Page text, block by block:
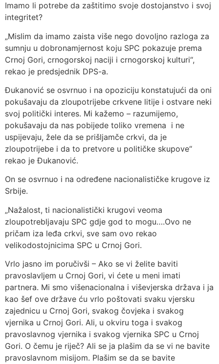
Imamo li potrebe da zaštitimo svoje dostojanstvo i svoj
integritet?
„Mislim da imamo zaista više nego dovoljno razloga za
sumnju u dobronamjernost koju SPC pokazuje prema
Crnoj Gori, crnogorskoj naciji i crnogorskoj kulturi“,
rekao je predsjednik DPS-a.
Đukanović se osvrnuo i na opoziciju konstatujući da oni
pokušavaju da zloupotrijebe crkvene litije i ostvare neki
svoj politički interes. Mi kažemo – razumijemo,
pokušavaju da nas pobijede toliko vremena i ne
uspijevaju, žele da se prišljamče crkvi, da je
zloupotrijebe i da to pretvore u političke skupove“
rekao je Đukanović.
On se osvrnuo i na određene nacionalističke krugove iz
Srbije.
„Nažalost, ti nacionalistički krugovi veoma
zloupotrebljavaju SPC gdje god to mogu….Ovo ne
pričam iza leđa crkvi, sve sam ovo rekao
velikodostojnicima SPC u Crnoj Gori.
Vrlo jasno im poručivši – Ako se vi želite baviti
pravoslavljem u Crnoj Gori, vi ćete u meni imati
partnera. Mi smo višenacionalna i viševjerska država i ja
kao šef ove države ću vrlo poštovati svaku vjersku
zajednicu u Crnoj Gori, svakog čovjeka i svakog
vjernika u Crnoj Gori. Ali, u okviru toga i svakog
pravoslavnog vjernika i svakog vjernika SPC u Crnoj
Gori. O čemu je riječ? Ali se ja plašim da se vi ne bavite
pravoslavnom misijom. Plašim se da se bavite